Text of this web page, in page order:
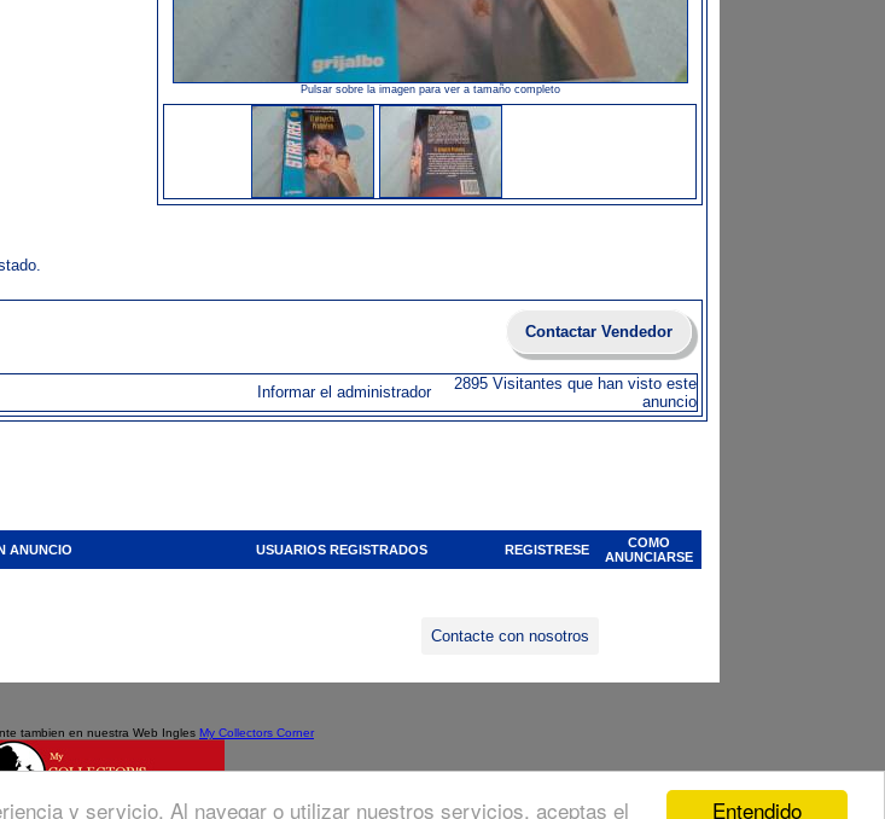
Entendido
y servicio. Al navegar o utilizar nuestros servicios, aceptas el
Pulsar sobre la imagen para ver a tamaño completo
Contactar Vendedor
Informar el administrador
2895 Visitantes que han visto este
anuncio
ANUNCIO USUARIOS REGISTRADOS REGISTRESE
COMO
ANUNCIARSE
Contacte con nosotros
tambien en nuestra Web Ingles My Collectors Corner